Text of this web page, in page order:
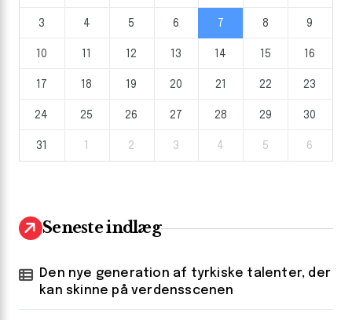
3 4 5 6 7 8 9
10 11 12 13 14 15 16
17 18 19 20 21 22 23
24 25 26 27 28 29 30
31 1 2 3 4 5 6
Seneste indlæg
Den nye generation af tyrkiske talenter, der
kan skinne på verdensscenen